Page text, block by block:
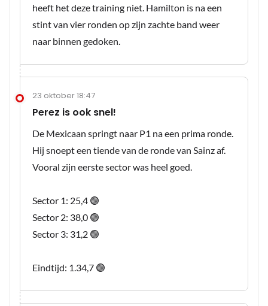
heeft het deze training niet. Hamilton is na een
stint van vier ronden op zijn zachte band weer
naar binnen gedoken.
23 oktober 18:47
Perez is ook snel!
De Mexicaan springt naar P1 na een prima ronde.
Hij snoept een tiende van de ronde van Sainz af.
Vooral zijn eerste sector was heel goed.
Sector 1: 25,4 🟣
Sector 2: 38,0 🟢
Sector 3: 31,2 🟢
Eindtijd: 1.34,7 🟣